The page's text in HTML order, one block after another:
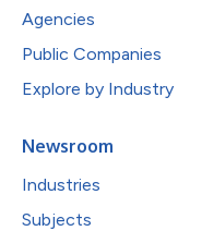
Agencies
Public Companies
Explore by Industry
Newsroom
Industries
Subjects